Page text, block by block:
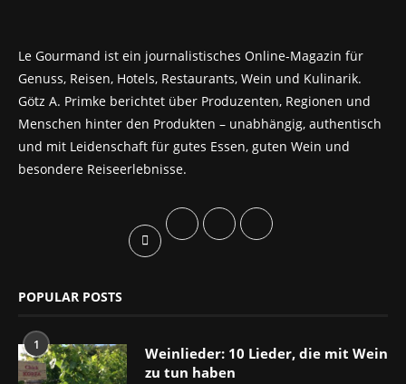
Le Gourmand ist ein journalistisches Online-Magazin für
Genuss, Reisen, Hotels, Restaurants, Wein und Kulinarik.
Götz A. Primke berichtet über Produzenten, Regionen und
Menschen hinter den Produkten – unabhängig, authentisch
und mit Leidenschaft für gutes Essen, guten Wein und
besondere Reiseerlebnisse.
POPULAR POSTS
1
Weinlieder: 10 Lieder, die mit Wein
zu tun haben